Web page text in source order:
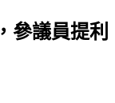
參議員提利